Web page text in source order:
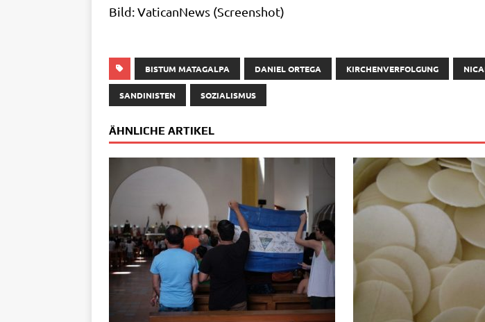
Bild: Vati­can­News (Screen­shot)
BISTUM MATAGALPA DANIEL ORTEGA KIRCHENVERFOLGUNG
SANDINISTEN SOZIALISMUS
ÄHNLICHE ARTIKEL